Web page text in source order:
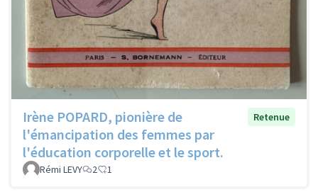
Irène POPARD, pionière de
l'émancipation des femmes par
l'éducation corporelle et le sport.
Retenue
Rémi LEVY 2 1